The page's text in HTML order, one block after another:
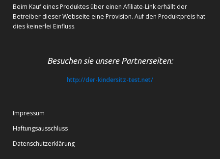
Beim Kauf eines Produktes über einen Afiliate-Link erhällt der
Betreiber dieser Webseite eine Provision. Auf den Produktpreis hat
dies keinerlei Einfluss.
Besuchen sie unsere Partnerseiten:
http://der-kindersitz-test.net/
Impressum
Haftungsausschluss
Datenschutzerklärung